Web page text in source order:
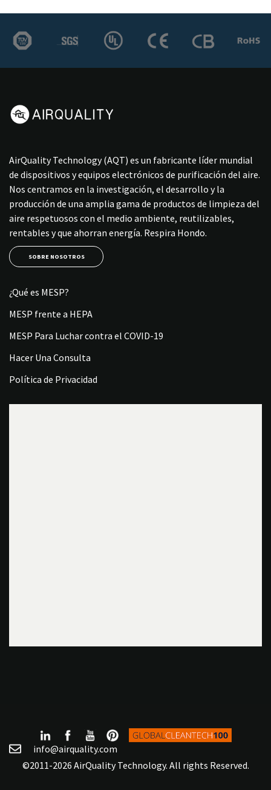
AirQuality Technology (AQT) es un fabricante líder mundial
de dispositivos y equipos electrónicos de purificación del aire.
Nos centramos en la investigación, el desarrollo y la
producción de una amplia gama de productos de limpieza del
aire respetuosos con el medio ambiente, reutilizables,
rentables y que ahorran energía. Respira Hondo.
SOBRE NOSOTROS
¿Qué es MESP?
MESP frente a HEPA
MESP Para Luchar contra el COVID-19
Hacer Una Consulta
Política de Privacidad
info@airquality.com
©2011-2026 AirQuality Technology. All rights Reserved.